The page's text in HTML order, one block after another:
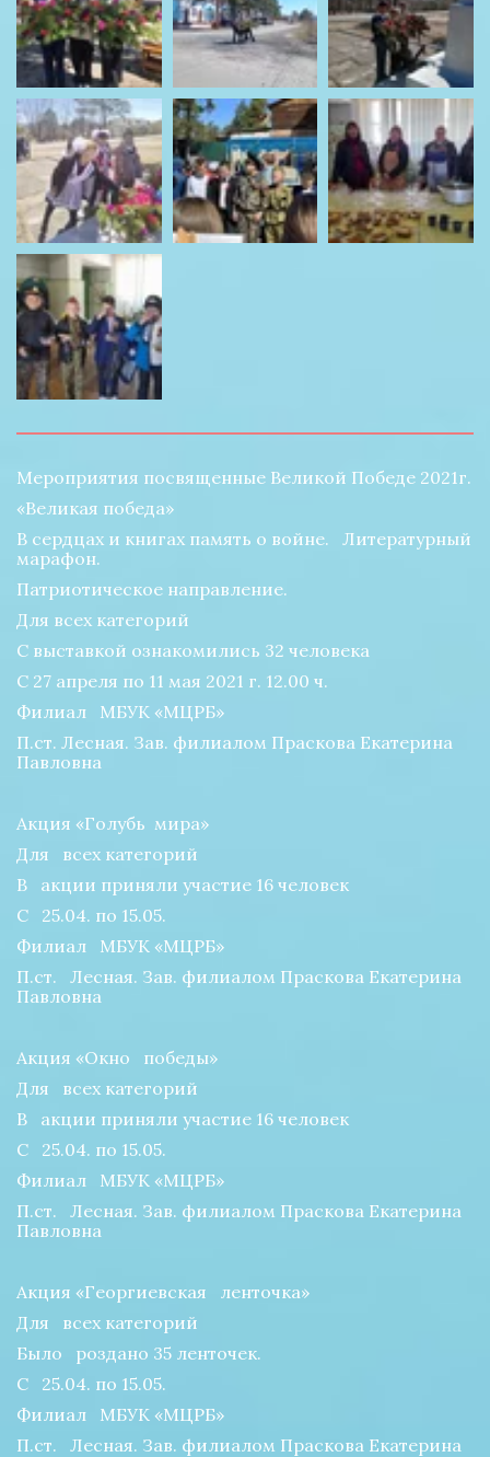
Мероприятия посвященные Великой Победе 2021г.
«Великая победа»
В сердцах и книгах память о войне.   Литературный
марафон.
Патриотическое направление.
Для всех категорий
С выставкой ознакомились 32 человека
С 27 апреля по 11 мая 2021 г. 12.00 ч.
Филиал   МБУК «МЦРБ»
П.ст. Лесная. Зав. филиалом Праскова Екатерина
Павловна
Акция «Голубь  мира»
Для   всех категорий
В   акции приняли участие 16 человек
С   25.04. по 15.05.
Филиал   МБУК «МЦРБ»
П.ст.   Лесная. Зав. филиалом Праскова Екатерина
Павловна
Акция «Окно   победы»
Для   всех категорий
В   акции приняли участие 16 человек
С   25.04. по 15.05.
Филиал   МБУК «МЦРБ»
П.ст.   Лесная. Зав. филиалом Праскова Екатерина
Павловна
Акция «Георгиевская   ленточка»
Для   всех категорий
Было   роздано 35 ленточек.
С   25.04. по 15.05.
Филиал   МБУК «МЦРБ»
П.ст.   Лесная. Зав. филиалом Праскова Екатерина